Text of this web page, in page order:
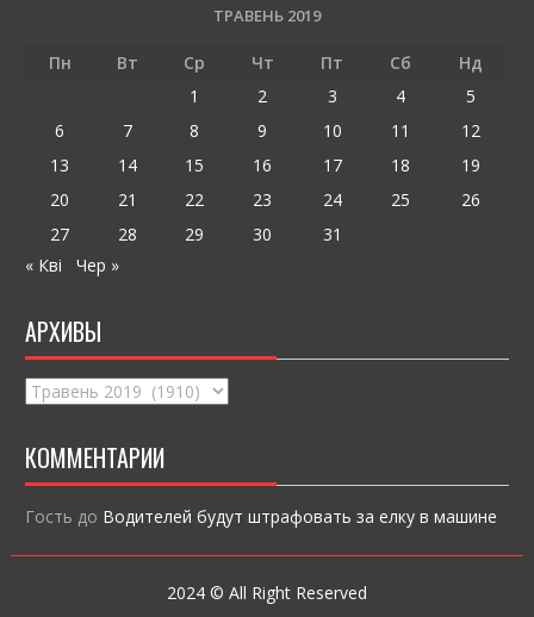
o
и
т
ТРАВЕНЬ 2019
Пн Вт Ср Чт Пт Сб
Нд
1
2 3 4
5
6
7 8 9 10 11
12
13
14 15 16 17 18
19
20
21 22 23 24 25
26
27
28 29 30
31
« Кві
Чер »
АРХИВЫ
Архивы
КОММЕНТАРИИ
Гость до Водителей будут штрафовать за елку в машине
2024 © All Right Reserved